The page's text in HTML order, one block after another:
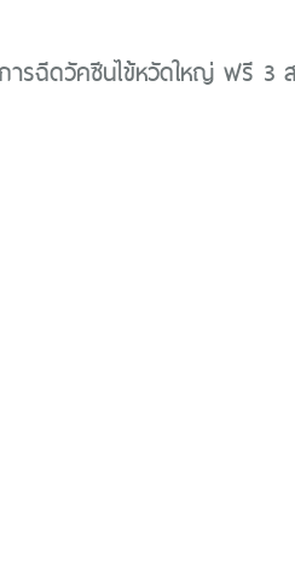
ารฉีดวัคซีนไข้หวัดใหญ่ ฟรี 3